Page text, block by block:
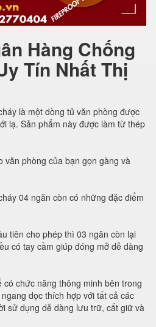
Hàng Chống
Tín Nhất Thị
là một dòng tủ văn phòng được
lạ. Sản phẩm này được làm từ thép
văn phòng của bạn gọn gàng và
04 ngăn còn có những đặc điểm
tiên cho phép thì 03 ngăn còn lại
có tay cầm giúp đóng mở dễ dàng
chức năng thông minh bên trong
dọc thích hợp với tất cả các
sử dụng dễ dàng lưu trữ, cất giữ và